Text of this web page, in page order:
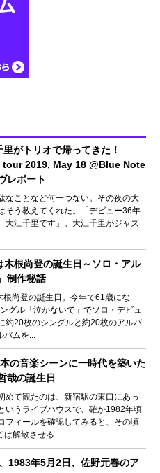
がトリオで帰ってきた！
tour 2019, May 18 @Blue Note
ポート
なことなど何一つない。その夜の大
そう教えてくれた。「デビュー36年
大江千里です」。大江千里がジャズ
木根尚登の誕生日～ソロ・アル
制作秘話
根尚登の誕生日。今年で61歳にな
グル「泣かないで」でソロ・デビュ
約20枚のシングルと約20枚のアルバ
ムを...
の音楽シーンに一時代を築いた
哉の誕生日
めて観たのは、新宿駅の東口にあっ
いうライブハウスで、確か1982年頃
フィールを確認してみると、その頃
解散させる...
1983年5月2日、佐野元春のア